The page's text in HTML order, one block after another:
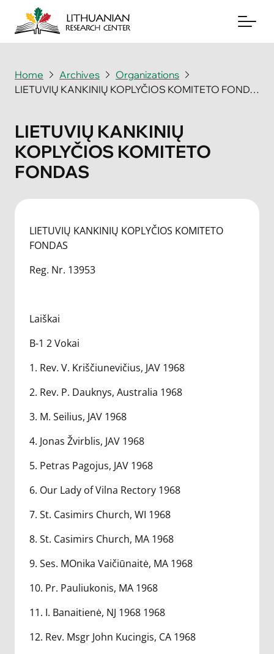
About
Periodicals
Books
Support Us
Contact Us
Home Archives
Organizations
LIETUVIŲ KANKINIŲ KOPLYČIOS KOMITETO FONDAS
LIETUVIŲ KANKINIŲ
KOPLYČIOS KOMITETO
FONDAS
LIETUVIŲ KANKINIŲ KOPLYČIOS KOMITETO
FONDAS
Reg. Nr. 13953
Laiškai
B-1 2 Vokai
1. Rev. V. Kriščiunevičius, JAV 1968
2. Rev. P. Dauknys, Australia 1968
3. M. Seilius, JAV 1968
4. Jonas Žvirblis, JAV 1968
5. Petras Pagojus, JAV 1968
6. Our Lady of Vilna Rectory 1968
7. St. Casimirs Church, WI 1968
8. St. Casimirs Church, MA 1968
9. Ses. MOnika Vaičiūnaitė, MA 1968
10. Pr. Pauliukonis, MA 1968
11. I. Banaitienė, NJ 1968 1968
12. Rev. Msgr John Kucingis, CA 1968